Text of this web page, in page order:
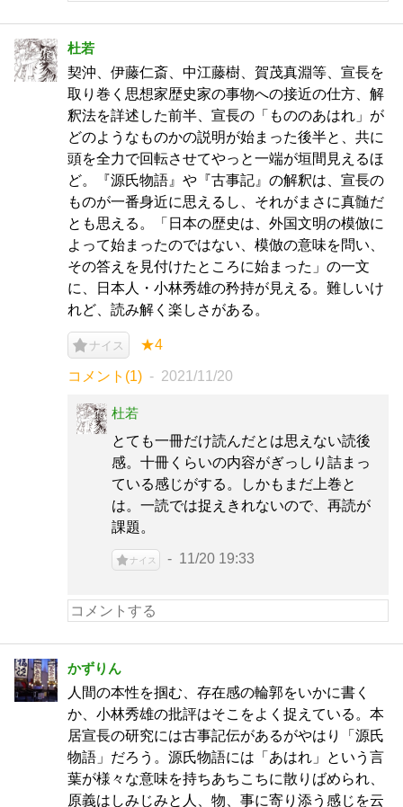
杜若
契沖、伊藤仁斎、中江藤樹、賀茂真淵等、宣長を
取り巻く思想家歴史家の事物への接近の仕方、解
釈法を詳述した前半、宣長の「もののあはれ」が
どのようなものかの説明が始まった後半と、共に
頭を全力で回転させてやっと一端が垣間見えるほ
ど。『源氏物語』や『古事記』の解釈は、宣長の
ものが一番身近に思えるし、それがまさに真髄だ
とも思える。「日本の歴史は、外国文明の模倣に
よって始まったのではない、模倣の意味を問い、
その答えを見付けたところに始まった」の一文
に、日本人・小林秀雄の矜持が見える。難しいけ
れど、読み解く楽しさがある。
ナイス ★4
コメント(1) 2021/11/20
杜若
とても一冊だけ読んだとは思えない読後
感。十冊くらいの内容がぎっしり詰まっ
ている感じがする。しかもまだ上巻と
は。一読では捉えきれないので、再読が
課題。
ナイス 11/20 19:33
かずりん
人間の本性を掴む、存在感の輪郭をいかに書く
か、小林秀雄の批評はそこをよく捉えている。本
居宣長の研究には古事記伝があるがやはり「源氏
物語」だろう。源氏物語には「あはれ」という言
葉が様々な意味を持ちあちこちに散りばめられ、
原義はしみじみと人、物、事に寄り添う感じを云